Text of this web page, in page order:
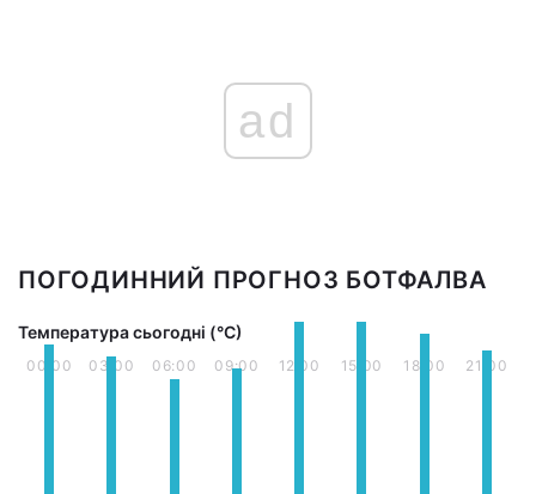
ad
ПОГОДИННИЙ ПРОГНОЗ БОТФАЛВА
Температура сьогодні (°С)
00:00 03:00 06:00 09:00 12:00 15:00 18:00 21:00